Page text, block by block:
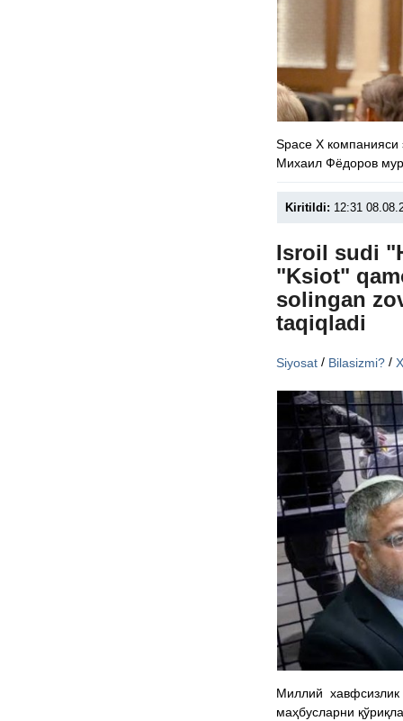
Space X компанияси
Михаил Фёдоров
Kiritildi: 12:31
Isroil sudi
"Ksiot"
solingan
taqiqladi
Siyosat / Bilasizmi? /
Миллий хавфсизлик
маҳбусларни